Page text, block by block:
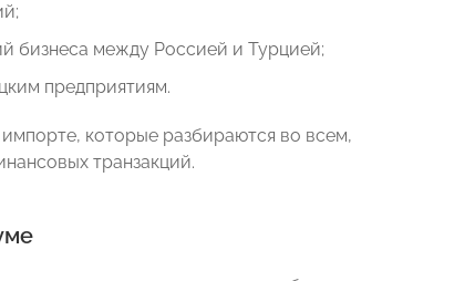
бизнеса между Россией и Турцией;
предприятиям.
которые разбираются во всем,
транзакций.